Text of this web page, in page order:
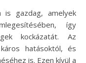
is gazdag, amelyek
így
kockázatát. Az
hatásoktól, és
is. Ezen kívül a